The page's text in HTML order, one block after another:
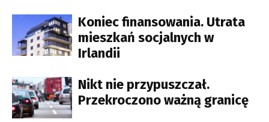
Koniec finansowania. Utrata
mieszkań socjalnych w
Irlandii
Nikt nie przypuszczał.
Przekroczono ważną granicę